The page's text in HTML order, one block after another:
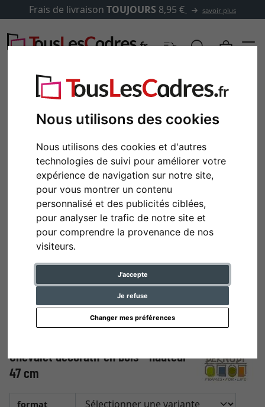
Nous utilisons des cookies
Nous utilisons des cookies et d'autres
technologies de suivi pour améliorer votre
expérience de navigation sur notre site,
pour vous montrer un contenu
personnalisé et des publicités ciblées,
pour analyser le trafic de notre site et
pour comprendre la provenance de nos
visiteurs.
J'accepte
Je refuse
Changer mes préférences
Frais de livraison TOUJOURS 8,95 € savoir plus
Chevalet décoratif en bois - hauteur
47 cm
format